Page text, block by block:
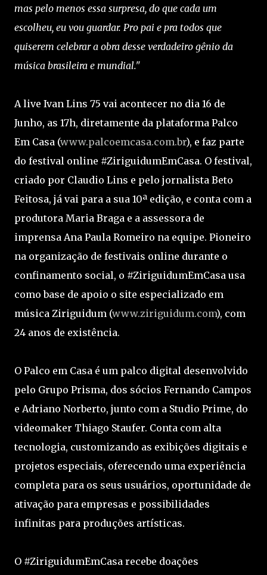
mas pelo menos essa surpresa, do que cada um
escolheu, eu vou guardar. Pro pai e pra todos que
quiserem celebrar a obra desse verdadeiro gênio da
música brasileira e mundial."
A live Ivan Lins 75 vai acontecer no dia 16 de
Junho, as 17h, diretamente da plataforma Palco
Em Casa (www.palcoemcasa.com.br), e faz parte
do festival online #ZiriguidumEmCasa. O festival,
criado por Claudio Lins e pelo jornalista Beto
Feitosa, já vai para a sua 10ª edição, e conta com a
produtora Maria Braga e a assessora de
imprensa Ana Paula Romeiro na equipe. Pioneiro
na organização de festivais online durante o
confinamento social, o #ZiriguidumEmCasa usa
como base de apoio o site especializado em
música Ziriguidum (www.ziriguidum.com), com
24 anos de existência.
O Palco em Casa é um palco digital desenvolvido
pelo Grupo Prisma, dos sócios Fernando Campos
e Adriano Norberto, junto com a Studio Prime, do
videomaker Thiago Staufer. Conta com alta
tecnologia, customizando as exibições digitais e
projetos especiais, oferecendo uma experiência
completa para os seus usuários, oportunidade de
ativação para empresas e possibilidades
infinitas para produções artísticas.
O #ZiriguidumEmCasa recebe doações